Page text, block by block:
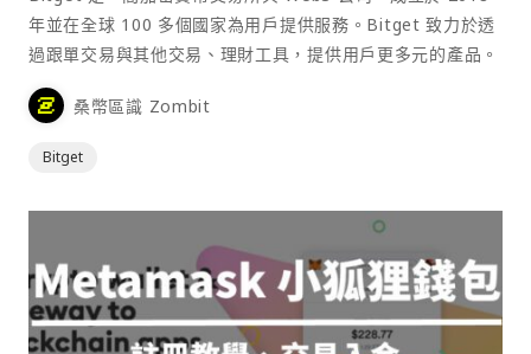
年並在全球 100 多個國家為用戶提供服務。Bitget 致力於透
過跟單交易與其他交易、理財工具，提供用戶更多元的產品。
桑幣區識 Zombit
Bitget